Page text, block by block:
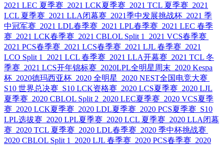
2021 LEC 夏季赛 2021 LCK夏季赛 2021 TCL 夏季赛 2021
LCL 夏季赛 2021 LLA闭幕赛 2021季中发展挑战杯 2021 季
中冠军赛 2021 LDL春季赛 2021 LPL春季赛 2021 LEC 春季
赛 2021 LCK春季赛 2021 CBLOL Split 1
2021 VCS春季赛
2021 PCS春季赛 2021 LCS春季赛 2021 LJL 春季赛 2021
LCO Split 1
2021 LCL 春季赛 2021 LLA开幕赛 2021 TCL 冬
季赛 2021 LCS开年锦标赛 2020LPL全明星周末 2020 Kespa
杯 2020德玛西亚杯 2020 全明星
2020 NEST全国电竞大赛
S10 世界总决赛 S10 LCK资格赛 2020 LCS夏季赛 2020 LJL
夏季赛 2020 CBLOL Split 2 2020 LEC夏季赛 2020 VCS夏季
赛 2020 LCK夏季赛 2020 LDL夏季赛 2020 PCS夏季赛 S10
LPL选拔赛 2020 LPL夏季赛 2020 LCL 夏季赛 2020 LLA闭幕
赛 2020 TCL 夏季赛 2020 LDL春季赛 2020 季中杯挑战赛
2020 CBLOL Split 1
2020 LJL 春季赛 2020 PCS春季赛 2020